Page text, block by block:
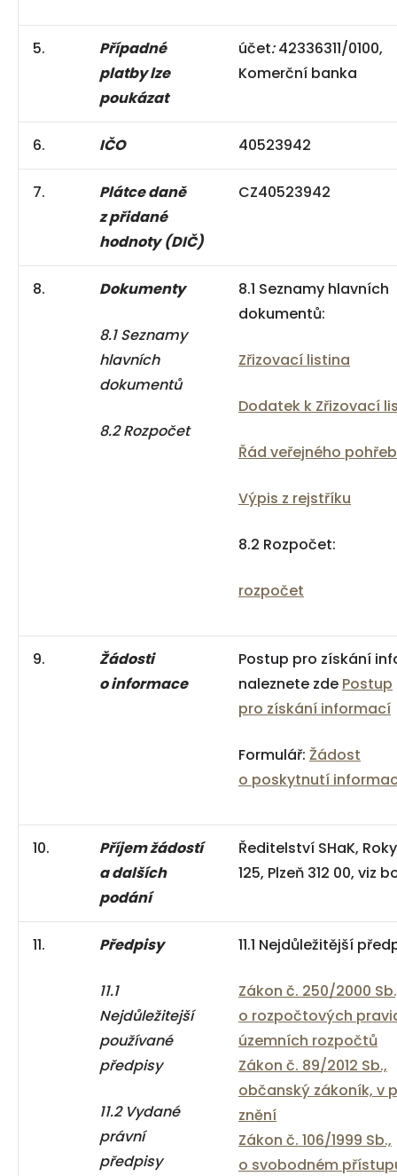
5.
Případné
platby lze
poukázat
účet:42336311/0100,
Komerční banka
6. IČO 40523942
7.
Plátce daně
z přidané
hodnoty (DIČ)
CZ40523942
8. Dokumenty
8.1 Seznamy
hlavních
dokumentů
8.2 Rozpočet
8.1 Seznamy hlavních
dokumentů:
Zřizovací listina
Dodatek k Zřizovací
Řád veřejného
Výpis z rejstříku
8.2 Rozpočet:
rozpočet
9.
Žádosti
o informace
Postup pro získání
naleznete zde Postup
pro získání informací
Formulář: Žádost
o poskytnutí
10.
Příjem žádostí
a dalších
podání
Ředitelství SHaK,
125, Plzeň 312 00, viz
11. Předpisy
11.1
Nejdůležitejší
používané
předpisy
11.2 Vydané
právní
předpisy
11.1 Nejdůležitější
Zákon č. 250/2000
o rozpočtových
územních rozpočtů
Zákon č. 89/2012 Sb.,
občanský zákoník, v
znění
Zákon č. 106/1999 Sb.,
o svobodném